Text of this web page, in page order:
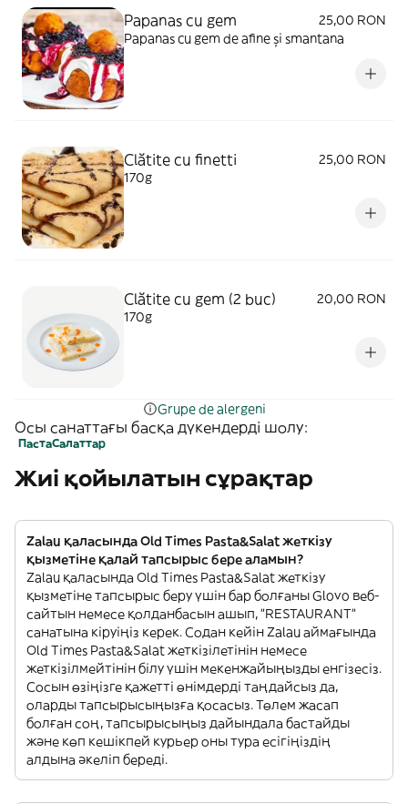
Papanas cu gem
25,00 RON
Papanas cu gem de afine și smantana
Clătite cu finetti
25,00 RON
170g
Clătite cu gem (2 buc)
20,00 RON
170g
Grupe de alergeni
Осы санаттағы басқа дүкендерді шолу:
ПастаСалаттар
Жиі қойылатын сұрақтар
Zalau қаласында Old Times Pasta&Salat жеткізу
қызметіне қалай тапсырыс бере аламын?
Zalau қаласында Old Times Pasta&Salat жеткізу
қызметіне тапсырыс беру үшін бар болғаны Glovo веб-
сайтын немесе қолданбасын ашып, "RESTAURANT"
санатына кіруіңіз керек. Содан кейін Zalau аймағында
Old Times Pasta&Salat жеткізілетінін немесе
жеткізілмейтінін білу үшін мекенжайыңызды енгізесіз.
Сосын өзіңізге қажетті өнімдерді таңдайсыз да,
оларды тапсырысыңызға қосасыз. Төлем жасап
болған соң, тапсырысыңыз дайындала бастайды
және көп кешікпей курьер оны тура есігіңіздің
алдына әкеліп береді.